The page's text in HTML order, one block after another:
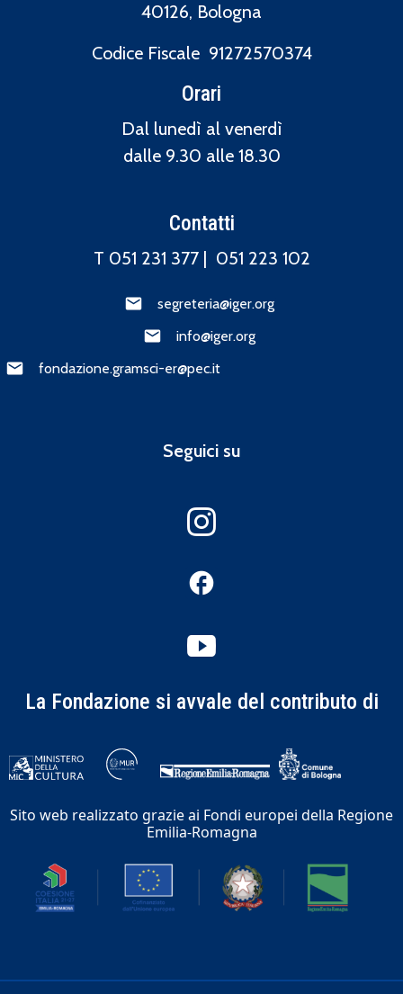
40126, Bologna
Codice Fiscale 91272570374
Orari
Dal lunedì al venerdì
dalle 9.30 alle 18.30
Contatti
T 051 231 377 | 051 223 102
segreteria@iger.org
info@iger.org
fondazione.gramsci-er@pec.it
Seguici su
La Fondazione si avvale del contributo di
Sito web realizzato grazie ai Fondi europei della Regione
Emilia-Romagna